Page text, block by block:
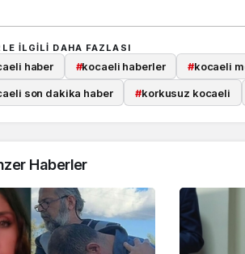
ILGILI DAHA FAZLASI
haber #kocaeli haberler #kocaeli
son dakika haber #korkusuz kocaeli
Haberler